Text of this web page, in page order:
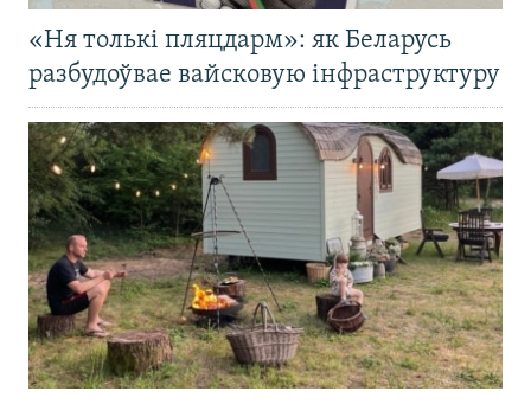
«Ня толькі пляцдарм»: як Беларусь
разбудоўвае вайсковую інфраструктуру